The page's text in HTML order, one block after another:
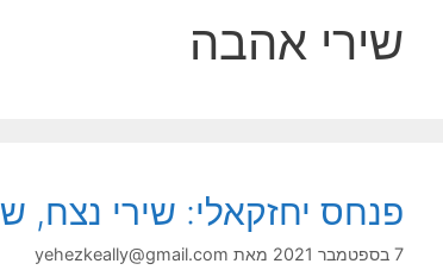
שירי אהבה
פנחס יחזקאלי: שירי נצח,
7 בספטמבר 2021 מאת yehezkeally@gmail.com